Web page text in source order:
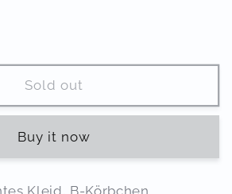
Sold out
Buy it now